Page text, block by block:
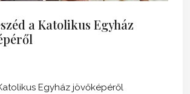
a Katolikus Egyház
Egyház jövőképéről